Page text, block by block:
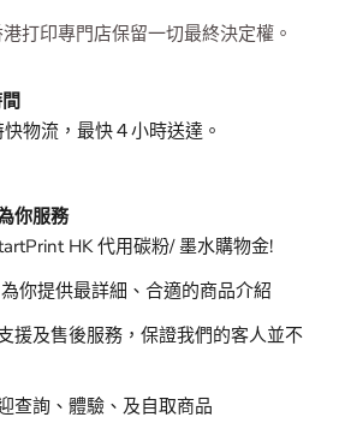
打印專門店保留一切最終決定權。
物流，最快４小時送達。
你服務
HK 代用碳粉/ 墨水購物金!
你提供最詳細、合適的商品介紹
援及售後服務，保證我們的客人並不
查詢、體驗、及自取商品